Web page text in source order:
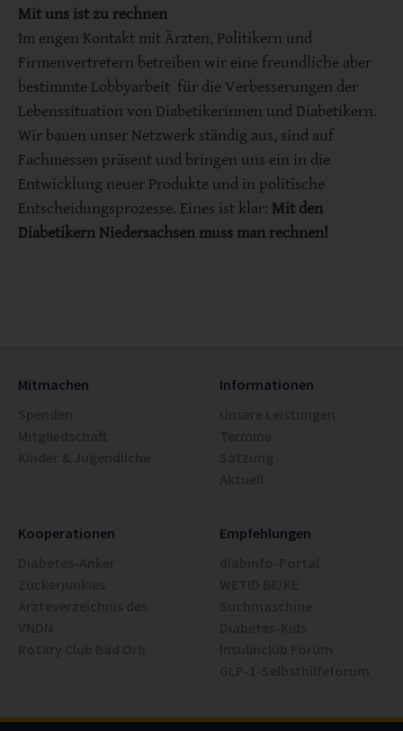
Mit uns ist zu rechnen
Im engen Kontakt mit Ärzten, Politikern und
Firmenvertretern betreiben wir eine freundliche aber
bestimmte Lobbyarbeit für die Verbesserungen der
Lebenssituation von Diabetikerinnen und Diabetikern.
Wir bauen unser Netzwerk ständig aus, sind auf
Fachmessen präsent und bringen uns ein in die
Entwicklung neuer Produkte und in politische
Entscheidungsprozesse. Eines ist klar: Mit den
Diabetikern Niedersachsen muss man rechnen!
Mitmachen
Informationen
Kooperationen
Empfehlungen